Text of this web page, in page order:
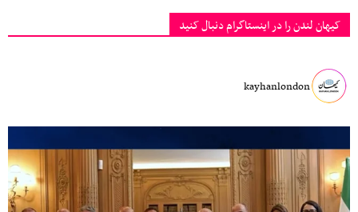
کیهان لندن را در اینستاگرام دنبال کنید
kayhanlondon